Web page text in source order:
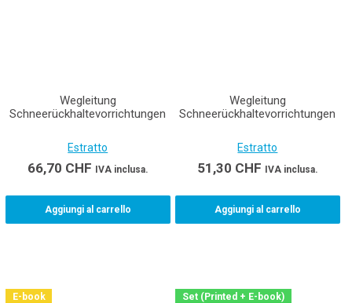
Wegleitung
Schneerückhaltevorrichtungen
Estratto
66,70 CHF IVA inclusa.
Aggiungi al carrello
Wegleitung
Schneerückhaltevorrichtungen
Estratto
51,30 CHF IVA inclusa.
Aggiungi al carrello
E-book
Set (Printed + E-book)